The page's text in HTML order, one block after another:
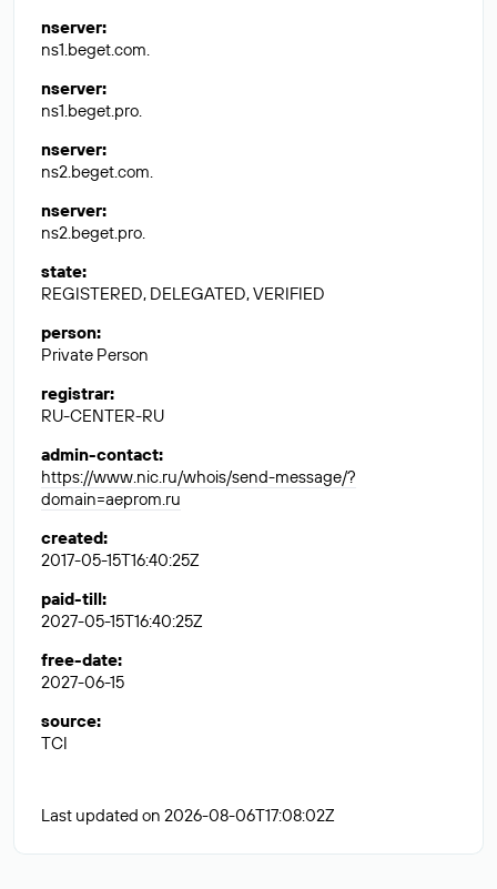
nserver:
ns1.beget.com.
nserver:
ns1.beget.pro.
nserver:
ns2.beget.com.
nserver:
ns2.beget.pro.
state:
REGISTERED, DELEGATED, VERIFIED
person:
Private Person
registrar:
RU-CENTER-RU
admin-contact:
https://www.nic.ru/whois/send-message/?
domain=aeprom.ru
created:
2017-05-15T16:40:25Z
paid-till:
2027-05-15T16:40:25Z
free-date:
2027-06-15
source:
TCI
Last updated on 2026-08-06T17:08:02Z